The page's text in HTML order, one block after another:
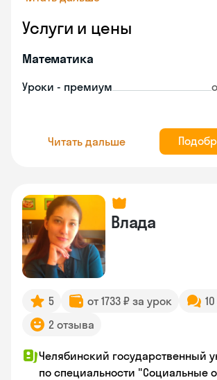
Услуги и цены
Математика
Уроки - премиум
Читать дальше
Влада
5 от 1733 ₽ за урок
2 отзыва
Челябинский государственный
по специальности "Социальные